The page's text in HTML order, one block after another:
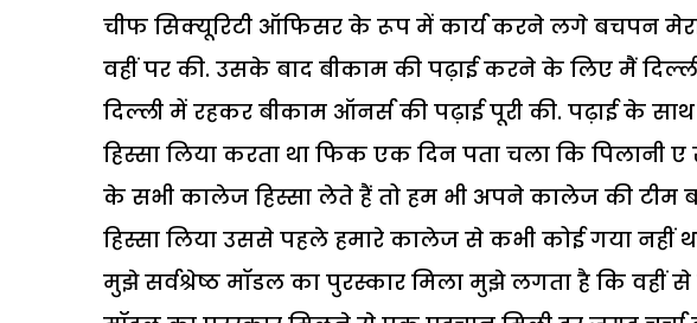
चीफ सिक्यूरिटी ऑफिसर के रूप में कार्य करने लगे बचपन मेरा
वहीं पर की. उसके बाद बीकाम की पढ़ाई करने के लिए मैं
दिल्ली में रहकर बीकाम ऑनर्स की पढ़ाई पूरी की. पढ़ाई के
हिस्सा लिया करता था फिक एक दिन पता चला कि पिलानी
के सभी कालेज हिस्सा लेते हैं तो हम भी अपने कालेज की टीम
हिस्सा लिया उससे पहले हमारे कालेज से कभी कोई गया नहीं
मुझे सर्वश्रेष्ठ मॉडल का पुरस्कार मिला मुझे लगता है कि वहीं